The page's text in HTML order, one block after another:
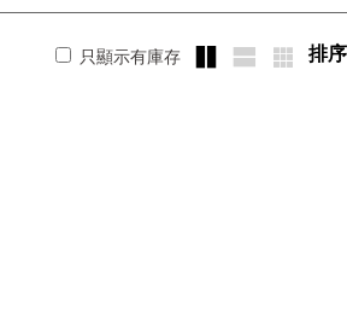
只顯示有庫存 排序